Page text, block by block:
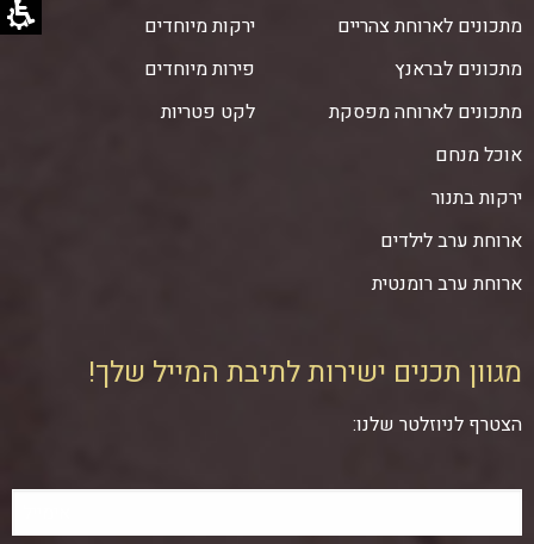
מתכונים לארוחת צהריים
מתכונים לבראנץ
מתכונים לארוחה מפסקת
אוכל מנחם
ירקות בתנור
ארוחת ערב לילדים
ארוחת ערב רומנטית
ירקות מיוחדים
פירות מיוחדים
לקט פטריות
מגוון תכנים ישירות לתיבת המייל שלך!
הצטרף לניוזלטר שלנו: